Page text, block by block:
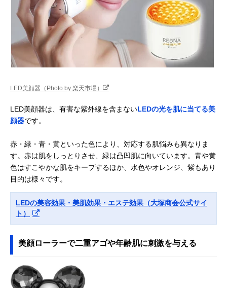
LED美顔器（Photo by 楽天市場）
LED美顔器は、有害な紫外線を含まないLEDの光を肌に当てる美
顔器です。
赤・緑・青・黄といった色により、対応する肌悩みも異なりま
す。赤は肌をしっとりさせ、緑は凸凹肌に向いています。青や黄
色はすこやかな肌をキープするほか、水色やオレンジ、紫もあり
目的は様々です。
LEDの美容効果・美肌効果・エステ効果（大塚商会公式サイ
ト）
美顔ローラーで二重アゴや年齢肌に刺激を与える